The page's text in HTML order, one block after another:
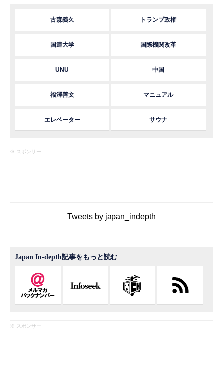
古森義久 トランプ政権
国連大学 国際機関改革
UNU 中国
福澤善文 マニュアル
エレベーター サウナ
※ スポンサー
Tweets by japan_indepth
Japan In-depth記事をもっと読む
※ スポンサー